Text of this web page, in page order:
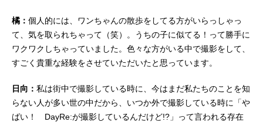
橘： 個人的には、ワンちゃんの散歩をしてる方がいらっしゃっ
て、気を取られちゃって（笑）。うちの子に似てる！って勝手に
ワクワクしちゃっていました。色々な方がいる中で撮影をして、
すごく貴重な経験をさせていただいたと思っています。
日向： 私は街中で撮影している時に、今はまだ私たちのことを知
らない人が多い世の中だから、いつか外で撮影している時に「や
ばい！ DayRe:が撮影しているんだけど!?」って言われる存在